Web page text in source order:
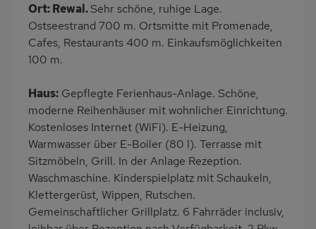
Grill
Kinderspielplatz
PKW-Parkplatz
Eingezäuntes
Küche
Herd (2 Platten)
Geschirrspülmaschine
Kühlschrank
Mikrowelle
Babybett
Kinderhochstuhl
Fahrradverleih
Nichtraucher
Wb/WC
Internet
Terrassenmöbel
Ort: Rewal.Sehr schöne, ruhige Lage.
Ostseestrand 700 m. Ortsmitte mit Promenade,
Cafes, Restaurants 400 m. Einkaufsmöglichkeiten
100 m.
Haus: Gepflegte Ferienhaus-Anlage. Schöne,
moderne Reihenhäuser mit wohnlicher Einrichtung.
Kostenloses Internet (WiFi). E-Heizung,
Warmwasser über E-Boiler (80 l). Terrasse mit
Sitzmöbeln, Grill. In der Anlage Rezeption.
Waschmaschine. Kinderspielplatz mit Schaukeln,
Klettergerüst, Wippen, Rutschen.
Gemeinschaftlicher Grillplatz. 6 Fahrräder inclusiv,